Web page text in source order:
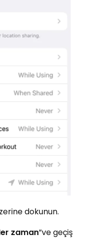
dokunun.
zaman”ve geçiş